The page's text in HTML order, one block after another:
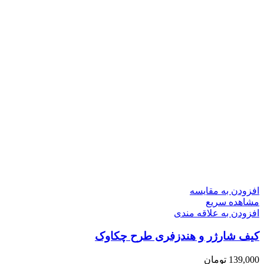
افزودن به مقایسه
مشاهده سریع
افزودن به علاقه مندی
کیف شارژر و هندزفری طرح چکاوک
139,000 تومان